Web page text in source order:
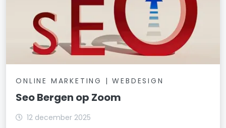
ONLINE MARKETING | WEBDESIGN
Seo Bergen op Zoom
12 december 2025